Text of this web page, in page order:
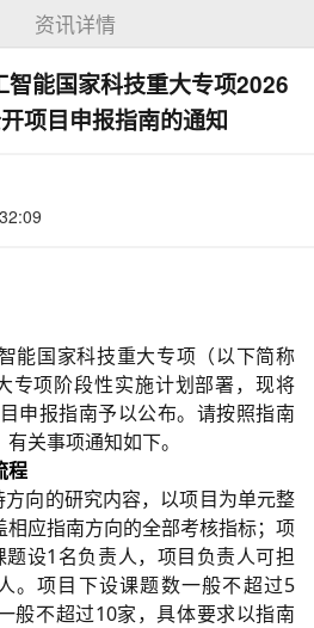
资讯详情
能国家科技重大专项2026
项目申报指南的通知
能国家科技重大专项（以下简称
专项阶段性实施计划部署，现将
申报指南予以公布。请按照指南
关事项通知如下。
程
向的研究内容，以项目为单元整
应指南方向的全部考核指标；项
设1名负责人，项目负责人可担
。项目下设课题数一般不超过5
般不超过10家，具体要求以指南